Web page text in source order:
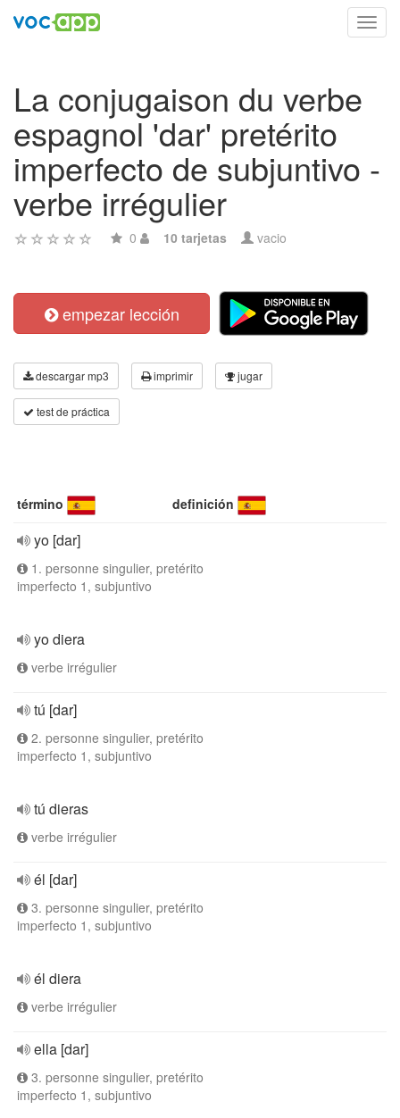
La conjugaison du verbe
espagnol 'dar' pretérito
imperfecto de subjuntivo -
verbe irrégulier
0 10 tarjetas vacio
empezar lección
descargar mp3 imprimir jugar
test de práctica
término definición
yo [dar]
1. personne singulier, pretérito
imperfecto 1, subjuntivo
yo diera
verbe irrégulier
tú [dar]
2. personne singulier, pretérito
imperfecto 1, subjuntivo
tú dieras
verbe irrégulier
él [dar]
3. personne singulier, pretérito
imperfecto 1, subjuntivo
él diera
verbe irrégulier
ella [dar]
3. personne singulier, pretérito
imperfecto 1, subjuntivo